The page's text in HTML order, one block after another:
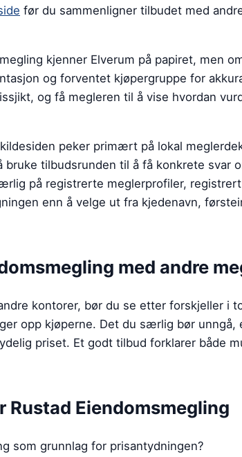
før du sammenligner tilbudet med
kjenner Elverum på papiret, men
og forventet kjøpergruppe for
og få megleren til å vise hvordan
peker primært på lokal
tilbudsrunden til å få konkrete svar
på registrerte meglerprofiler, registrert
enn å velge ut fra kjedenavn,
med andre
kontorer, bør du se etter forskjeller i
opp kjøperne. Det du særlig bør unngå,
priset. Et godt tilbud forklarer både
Rustad Eiendomsmegling
som grunnlag for prisantydningen?